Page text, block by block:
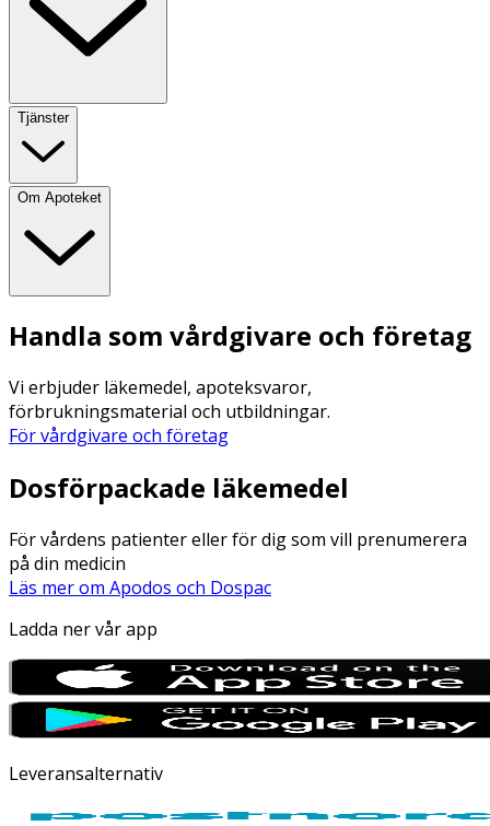
Tjänster
Om Apoteket
Handla som vårdgivare och företag
Vi erbjuder läkemedel, apoteksvaror,
förbrukningsmaterial och utbildningar.
För vårdgivare och företag
Dosförpackade läkemedel
För vårdens patienter eller för dig som vill prenumerera
på din medicin
Läs mer om Apodos och Dospac
Ladda ner vår app
Leveransalternativ